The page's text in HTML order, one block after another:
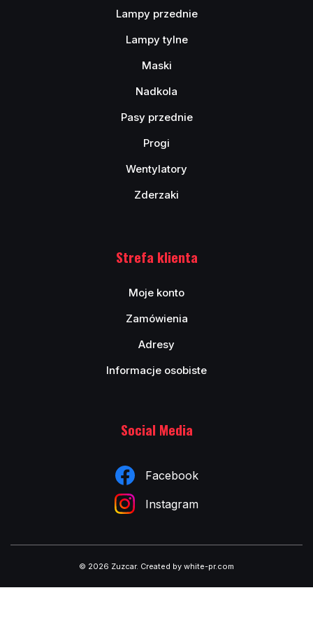
Lampy przednie
Lampy tylne
Maski
Nadkola
Pasy przednie
Progi
Wentylatory
Zderzaki
Strefa klienta
Moje konto
Zamówienia
Adresy
Informacje osobiste
Social Media
Facebook
Instagram
© 2026 Zuzcar. Created by white-pr.com